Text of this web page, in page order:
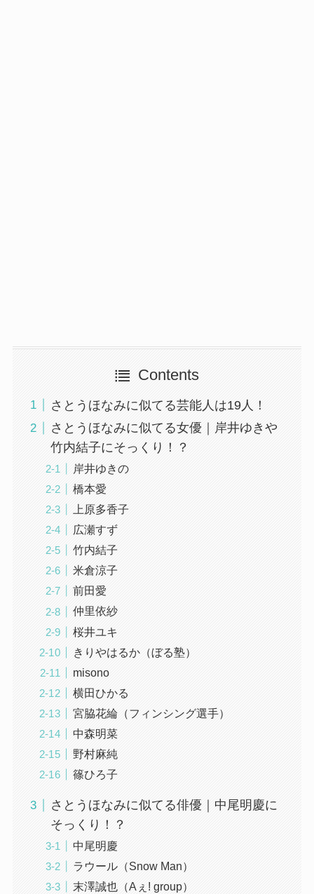
Contents
さとうほなみに似てる芸能人は19人！
さとうほなみに似てる女優｜岸井ゆきや
竹内結子にそっくり！？
岸井ゆきの
橋本愛
上原多香子
広瀬すず
竹内結子
米倉涼子
前田愛
仲里依紗
桜井ユキ
きりやはるか（ぼる塾）
misono
横田ひかる
宮脇花綸（フィンシング選手）
中森明菜
野村麻純
篠ひろ子
さとうほなみに似てる俳優｜中尾明慶に
そっくり！？
中尾明慶
ラウール（Snow Man）
末澤誠也（Aぇ! group）